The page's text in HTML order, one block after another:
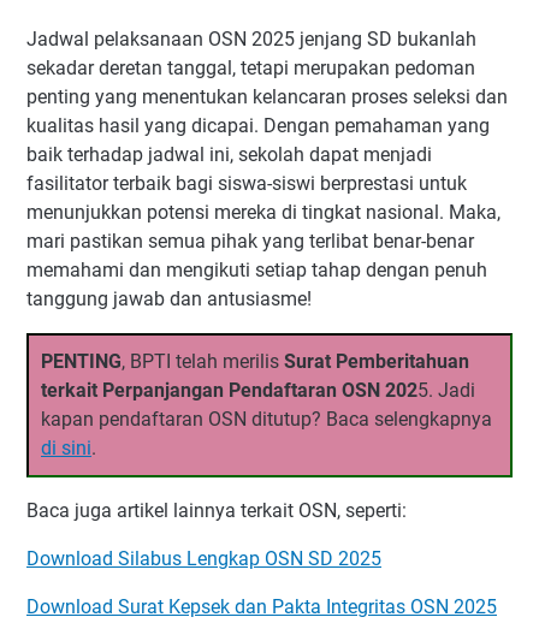
Jadwal pelaksanaan OSN 2025 jenjang SD bukanlah
sekadar deretan tanggal, tetapi merupakan pedoman
penting yang menentukan kelancaran proses seleksi dan
kualitas hasil yang dicapai. Dengan pemahaman yang
baik terhadap jadwal ini, sekolah dapat menjadi
fasilitator terbaik bagi siswa-siswi berprestasi untuk
menunjukkan potensi mereka di tingkat nasional. Maka,
mari pastikan semua pihak yang terlibat benar-benar
memahami dan mengikuti setiap tahap dengan penuh
tanggung jawab dan antusiasme!
PENTING, BPTI telah merilis Surat Pemberitahuan
terkait Perpanjangan Pendaftaran OSN 2025. Jadi
kapan pendaftaran OSN ditutup? Baca selengkapnya
di sini.
Baca juga artikel lainnya terkait OSN, seperti:
Download Silabus Lengkap OSN SD 2025
Download Surat Kepsek dan Pakta Integritas OSN 2025